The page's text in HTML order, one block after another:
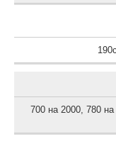
700 на 2000, 780 на